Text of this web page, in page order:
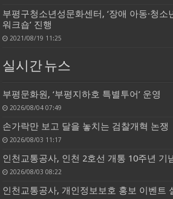
부평구청소년성문화센터, ‘장애 아동·청
워크숍’ 진행
2021/08/19 11:25
실시간 뉴스
부평문화원, ‘부평지하호 특별투어’ 운영
2026/08/04 07:49
손가락만 보고 달을 놓치는 검찰개혁 논쟁
2026/08/03 11:17
인천교통공사, 인천 2호선 개통 10주년 기
2026/08/03 08:22
인천교통공사, 개인정보보호 홍보 이벤트